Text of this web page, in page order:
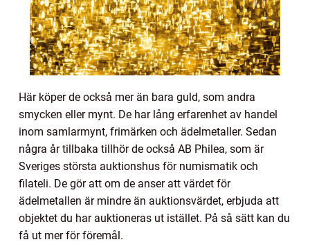
Här köper de också mer än bara guld, som andra
smycken eller mynt. De har lång erfarenhet av handel
inom samlarmynt, frimärken och ädelmetaller. Sedan
några år tillbaka tillhör de också AB Philea, som är
Sveriges största auktionshus för numismatik och
filateli. De gör att om de anser att värdet för
ädelmetallen är mindre än auktionsvärdet, erbjuda att
objektet du har auktioneras ut istället. På så sätt kan du
få ut mer för föremål.